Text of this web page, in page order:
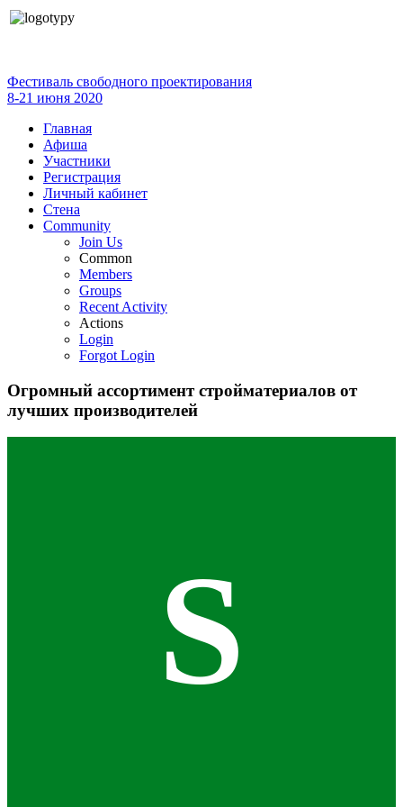
Фестиваль свободного проектирования
8-21 июня 2020
Главная
Афиша
Участники
Регистрация
Личный кабинет
Стена
Community
Join Us
Common
Members
Groups
Recent Activity
Actions
Login
Forgot Login
Огромный ассортимент стройматериалов от
лучших производителей
S